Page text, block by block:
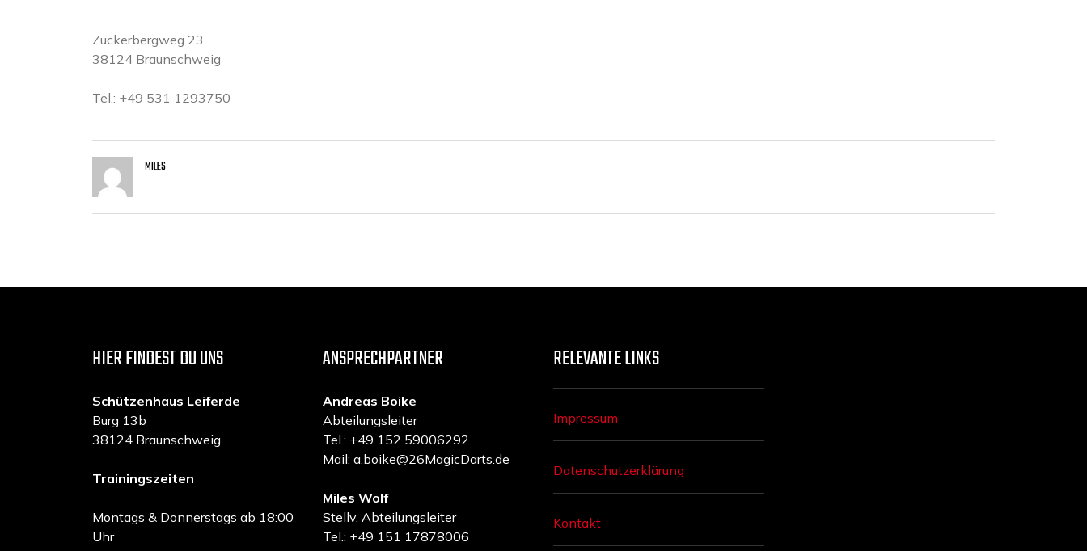
Zuckerbergweg 23
38124 Braunschweig
Tel.: +49 531 1293750
MILES
HIER FINDEST DU UNS
Schützenhaus Leiferde
Burg 13b
38124 Braunschweig
Trainingszeiten
Montags & Donnerstags ab 18:00
Uhr
ANSPRECHPARTNER
Andreas Boike
Abteilungsleiter
Tel.: +49 152 59006292
Mail: a.boike@26MagicDarts.de
Miles Wolf
Stellv. Abteilungsleiter
Tel.: +49 151 17878006
RELEVANTE LINKS
Impressum
Datenschutzerklärung
Kontakt